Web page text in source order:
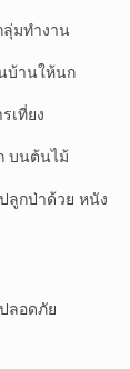
ทำงาน
านให้นก
ที่ยง
นต้นไม้
ป่าด้วย หนัง
อดภัย